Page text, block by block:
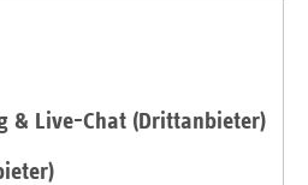
& Live-Chat (Drittanbieter)
Fake News